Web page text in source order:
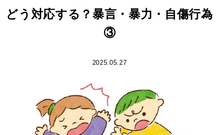
どう対応する？暴言・暴力・自傷行為
③
2025.05.27